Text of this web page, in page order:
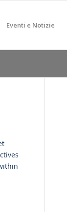
Eventi e Notizie